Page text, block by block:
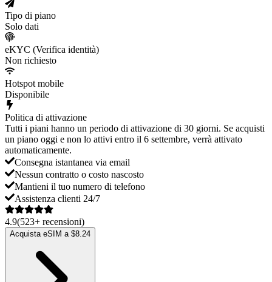
Tipo di piano
Solo dati
eKYC (Verifica identità)
Non richiesto
Hotspot mobile
Disponibile
Politica di attivazione
Tutti i piani hanno un periodo di attivazione di 30 giorni. Se acquisti
un piano oggi e non lo attivi entro il 6 settembre, verrà attivato
automaticamente.
Consegna istantanea via email
Nessun contratto o costo nascosto
Mantieni il tuo numero di telefono
Assistenza clienti 24/7
4.9(523+ recensioni)
Acquista eSIM a $8.24